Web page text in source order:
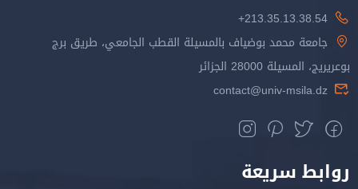
213.35.13.38.54+
جامعة محمد بوضياف بالمسيلة القطب الجامعي، طريق برج
بوعريريج، المسيلة 28000 الجزائر
contact@univ-msila.dz
روابط سريعة